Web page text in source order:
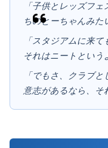
「子供とレッズフ
ちのとーちゃんみた
「スタジアムに来
それはニートとい
「でもさ、クラブ
意志があるなら、そ